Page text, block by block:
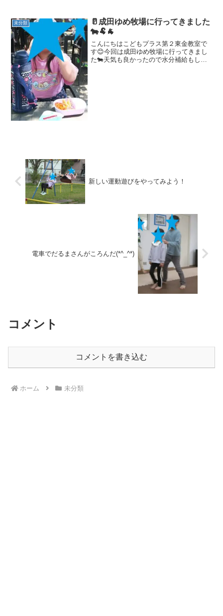
び参加していました アヒルとペンギ
ンのボール運び...
未分類
🥛成田ゆめ牧場に行ってきました
🐄🐏🐐
こんにちはこどもプラス第２東金教室で
す😊今回は成田ゆめ牧場に行ってきまし
た🐄天気も良かったので水分補給もしな
新しい運動遊びをやってみよう！
電車でだるまさんがころんだ(*^_^*)
コメント
コメントを書き込む
ホーム 未分類